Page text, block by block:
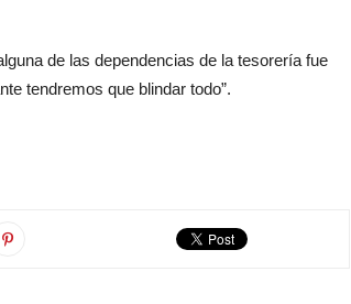
de las dependencias de la tesorería fue
tendremos que blindar todo”.